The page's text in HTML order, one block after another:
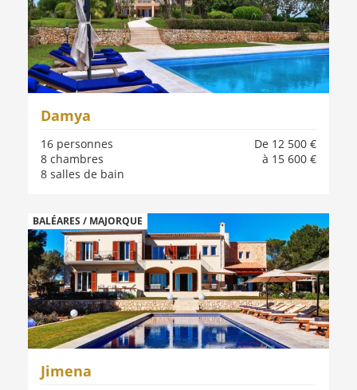
Damya
De 12 500 €
à 15 600 €
16 personnes
8 chambres
8 salles de bain
BALÉARES / MAJORQUE
Jimena